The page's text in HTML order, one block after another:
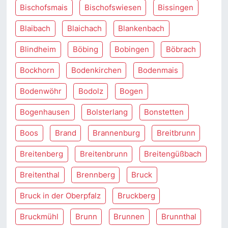
Bischofsmais Bischofswiesen Bissingen
Blaibach Blaichach Blankenbach
Blindheim Böbing Bobingen Böbrach
Bockhorn Bodenkirchen Bodenmais
Bodenwöhr Bodolz Bogen
Bogenhausen Bolsterlang Bonstetten
Boos Brand Brannenburg Breitbrunn
Breitenberg Breitenbrunn Breitengüßbach
Breitenthal Brennberg Bruck
Bruck in der Oberpfalz Bruckberg
Bruckmühl Brunn Brunnen Brunnthal